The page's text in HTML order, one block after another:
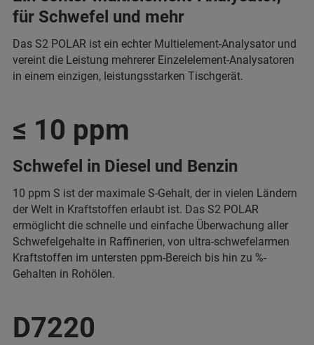
für Schwefel und mehr
Das S2 POLAR ist ein echter Multielement-Analysator und
vereint die Leistung mehrerer Einzelelement-Analysatoren
in einem einzigen, leistungsstarken Tischgerät.
≤ 10 ppm
Schwefel in Diesel und Benzin
10 ppm S ist der maximale S-Gehalt, der in vielen Ländern
der Welt in Kraftstoffen erlaubt ist. Das S2 POLAR
ermöglicht die schnelle und einfache Überwachung aller
Schwefelgehalte in Raffinerien, von ultra-schwefelarmen
Kraftstoffen im untersten ppm-Bereich bis hin zu %-
Gehalten in Rohölen.
D7220